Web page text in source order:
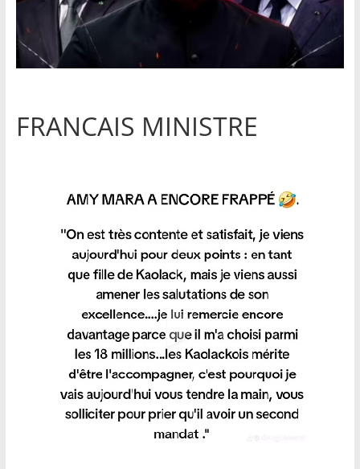
FRANCAIS MINISTRE